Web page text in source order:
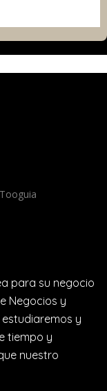
para su negocio
Negocios y
estudiaremos y
tiempo y
nuestro